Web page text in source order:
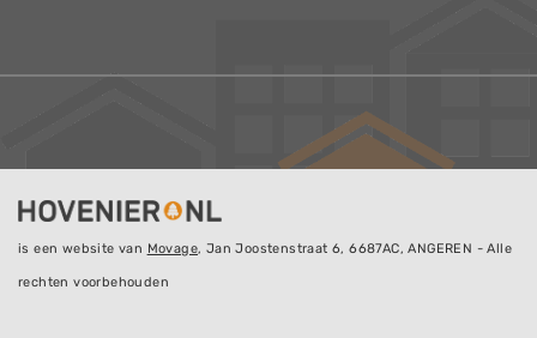
is een website van Movage, Jan Joostenstraat 6, 6687AC, ANGEREN - Alle
rechten voorbehouden